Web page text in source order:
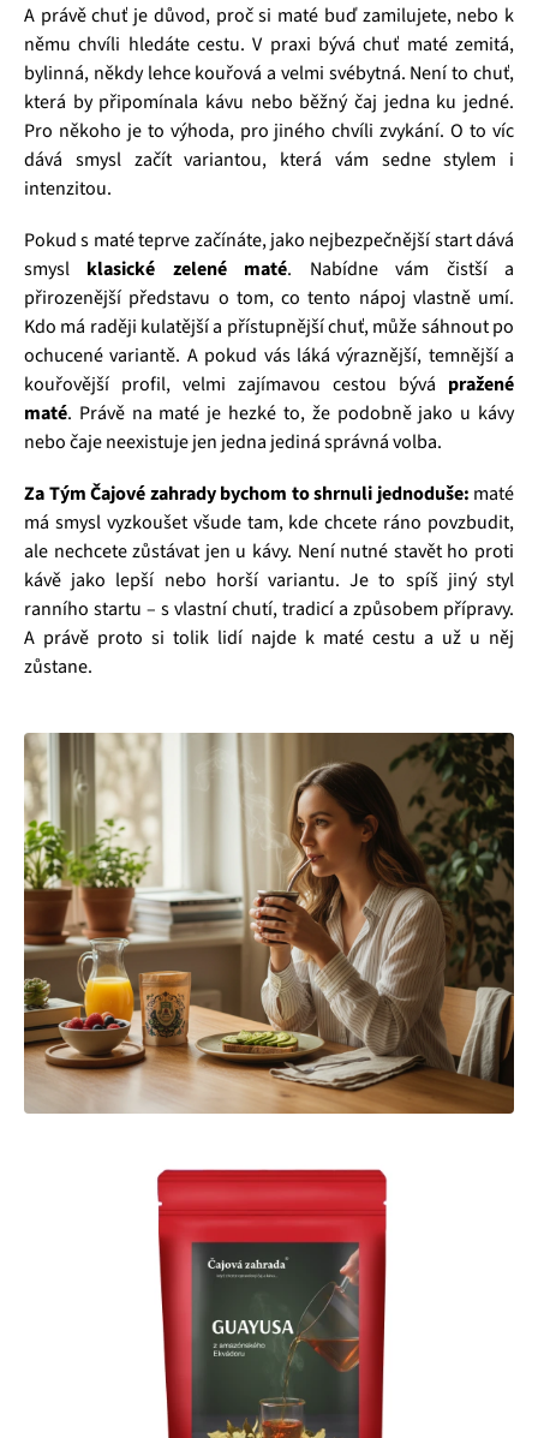
A právě chuť je důvod, proč si maté buď zamilujete, nebo k
němu chvíli hledáte cestu. V praxi bývá chuť maté zemitá,
bylinná, někdy lehce kouřová a velmi svébytná. Není to chuť,
která by připomínala kávu nebo běžný čaj jedna ku jedné.
Pro někoho je to výhoda, pro jiného chvíli zvykání. O to víc
dává smysl začít variantou, která vám sedne stylem i
intenzitou.
Pokud s maté teprve začínáte, jako nejbezpečnější start dává
smysl klasické zelené maté. Nabídne vám čistší a
přirozenější představu o tom, co tento nápoj vlastně umí.
Kdo má raději kulatější a přístupnější chuť, může sáhnout po
ochucené variantě. A pokud vás láká výraznější, temnější a
kouřovější profil, velmi zajímavou cestou bývá pražené
maté. Právě na maté je hezké to, že podobně jako u kávy
nebo čaje neexistuje jen jedna jediná správná volba.
Za Tým Čajové zahrady bychom to shrnuli jednoduše: maté
má smysl vyzkoušet všude tam, kde chcete ráno povzbudit,
ale nechcete zůstávat jen u kávy. Není nutné stavět ho proti
kávě jako lepší nebo horší variantu. Je to spíš jiný styl
ranního startu – s vlastní chutí, tradicí a způsobem přípravy.
A právě proto si tolik lidí najde k maté cestu a už u něj
zůstane.